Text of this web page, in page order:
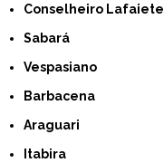
Conselheiro Lafaiete
Sabará
Vespasiano
Barbacena
Araguari
Itabira